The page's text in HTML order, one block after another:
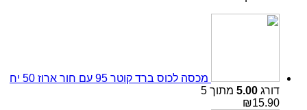
מכסה לכוס ברד קוטר 95 עם חור ארוז 50 יח
דורג 5.00 מתוך 5
₪15.90